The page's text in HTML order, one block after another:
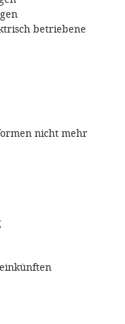
betriebene
nicht mehr